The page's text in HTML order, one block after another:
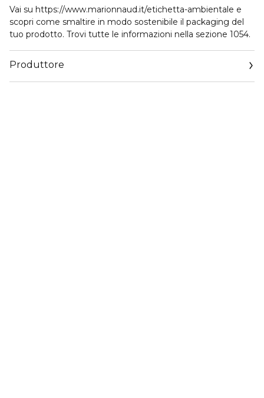
Vai su https://www.marionnaud.it/etichetta-ambientale e
scopri come smaltire in modo sostenibile il packaging del
tuo prodotto. Trovi tutte le informazioni nella sezione 1054.
Produttore